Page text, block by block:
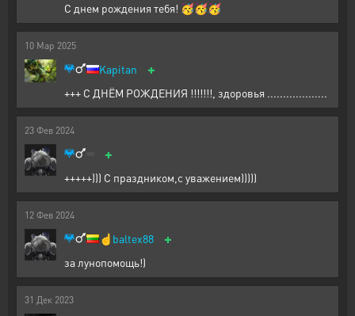
С днем рождения тебя! 🥳🥳🥳
10 Мар 2025
Kapitan +
+++ С ДНЁМ РОЖДЕНИЯ !!!!!!!, здоровья ...................
23 Фев 2024
+
+++++))) С праздником,с уважением)))))
12 Фев 2024
☝️ baltex88 +
за лунопомощь!)
31 Дек 2023